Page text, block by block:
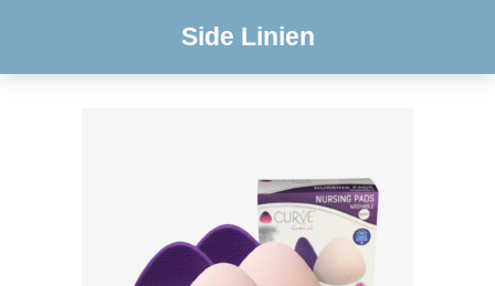
Side Linien